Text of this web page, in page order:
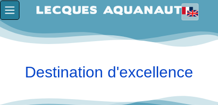
Destination d'excellence